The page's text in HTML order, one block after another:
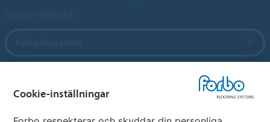
Cookie-inställningar